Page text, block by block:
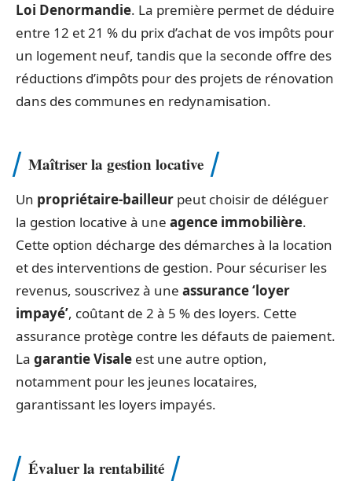
Loi Denormandie. La première permet de déduire
entre 12 et 21 % du prix d’achat de vos impôts pour
un logement neuf, tandis que la seconde offre des
réductions d’impôts pour des projets de rénovation
dans des communes en redynamisation.
Maîtriser la gestion locative
Un propriétaire-bailleur peut choisir de déléguer
la gestion locative à une agence immobilière.
Cette option décharge des démarches à la location
et des interventions de gestion. Pour sécuriser les
revenus, souscrivez à une assurance ‘loyer
impayé’, coûtant de 2 à 5 % des loyers. Cette
assurance protège contre les défauts de paiement.
La garantie Visale est une autre option,
notamment pour les jeunes locataires,
garantissant les loyers impayés.
Évaluer la rentabilité